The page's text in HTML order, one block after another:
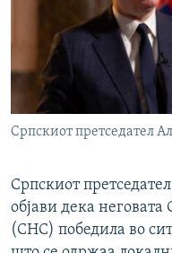
Српскиот претседател
Српскиот
објави дека
(СНС) победила во